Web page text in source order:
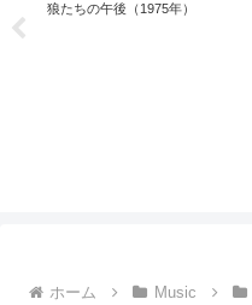
狼たちの午後（1975年）
ホーム Music